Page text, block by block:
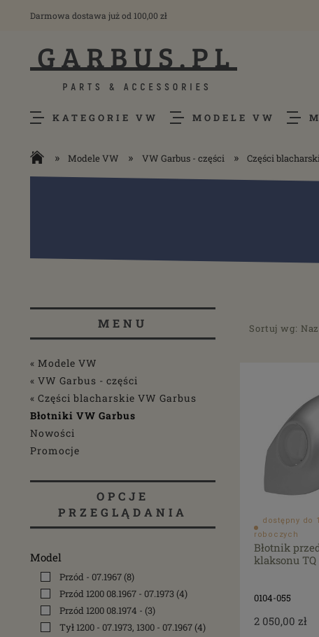
Darmowa dostawa już od 100,00 zł
KATEGORIE VW MODELE VW
» Modele VW » VW Garbus - części » Części
MENU
« Modele VW
« VW Garbus - części
« Części blacharskie VW Garbus
Błotniki VW Garbus
Nowości
Promocje
OPCJE
PRZEGLĄDANIA
Model
Przód - 07.1967(8)
Przód 1200 08.1967 - 07.1973(4)
Przód 1200 08.1974 - (3)
Tył 1200 - 07.1973, 1300 - 07.1967(4)
Sortuj wg:
dostępny do
roboczych
Błotnik
klaksonu TQ
0104-055
2 050,00 zł